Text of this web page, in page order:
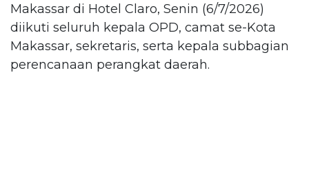
Makassar di Hotel Claro, Senin (6/7/2026)
diikuti seluruh kepala OPD, camat se-Kota
Makassar, sekretaris, serta kepala subbagian
perencanaan perangkat daerah.